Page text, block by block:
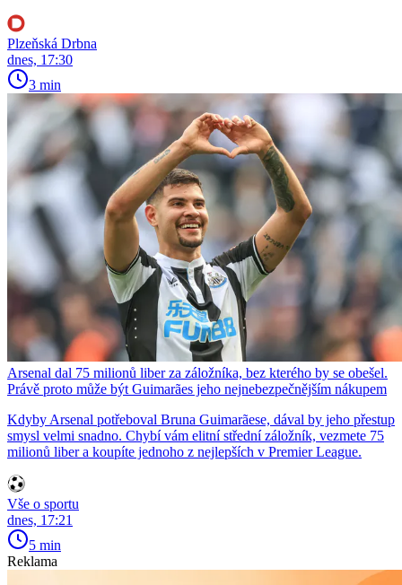
Plzeňská Drbna
dnes, 17:30
3 min
Arsenal dal 75 milionů liber za záložníka, bez kterého by se obešel.
Právě proto může být Guimarães jeho nejnebezpečnějším nákupem
Kdyby Arsenal potřeboval Bruna Guimarãese, dával by jeho přestup
smysl velmi snadno. Chybí vám elitní střední záložník, vezmete 75
milionů liber a koupíte jednoho z nejlepších v Premier League.
Vše o sportu
dnes, 17:21
5 min
Reklama